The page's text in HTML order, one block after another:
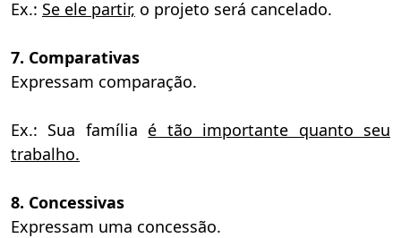
Ex.: Se ele partir, o projeto será cancelado.
7. Comparativas
Expressam comparação.
Ex.: Sua família é tão importante quanto seu
trabalho.
8. Concessivas
Expressam uma concessão.